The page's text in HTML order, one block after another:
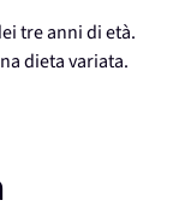
tre anni di età.
dieta variata.